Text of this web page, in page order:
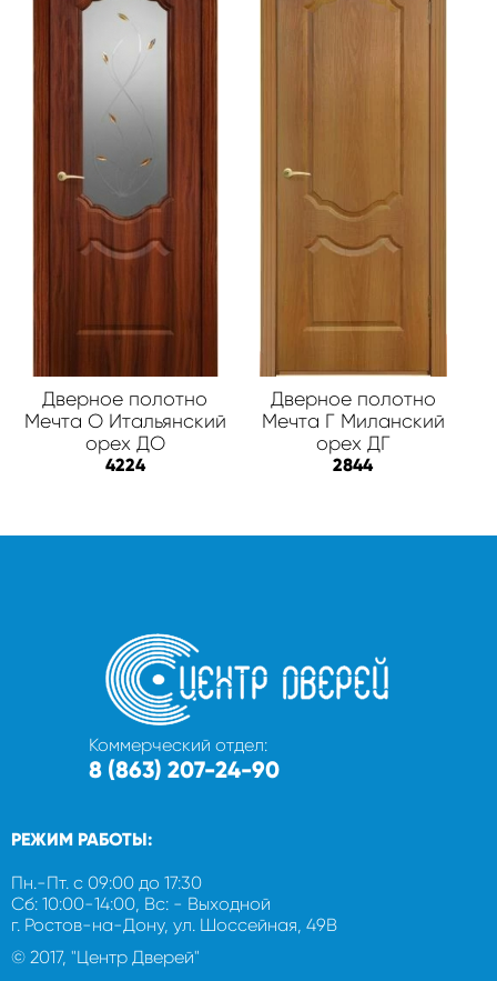
Дверное полотно
Мечта О Итальянский
орех ДО
4224
Дверное полотно
Мечта Г Миланский
орех ДГ
2844
Коммерческий отдел:
8 (863) 207-24-90
РЕЖИМ РАБОТЫ:
Пн.-Пт. с 09:00 до 17:30
Сб: 10:00-14:00, Вс: - Выходной
г. Ростов-на-Дону, ул. Шоссейная, 49В
© 2017, "Центр Дверей"